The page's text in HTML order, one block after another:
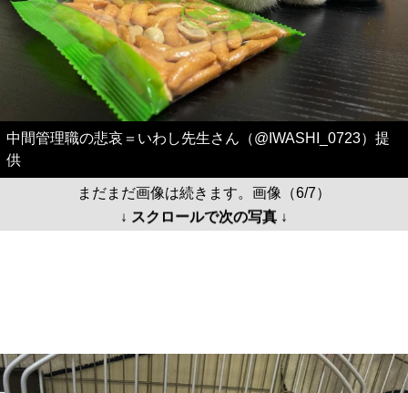
中間管理職の悲哀＝いわし先生さん（@IWASHI_0723）提
まだまだ画像は続きます。画像（6/7）
↓ スクロールで次の写真 ↓